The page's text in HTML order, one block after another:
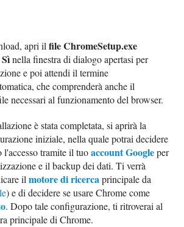
apri ilfile ChromeSetup.exe
Sìnella finestra di dialogo apertasi per
e poi attendi il termine
che comprenderà anche il
necessari al funzionamento del browser.
è stata completata, si aprirà la
iniziale, nella quale potrai decidere
l'accesso tramite il tuoaccount Googleper
e il backup dei dati. Ti verrà
ilmotore di ricercaprincipale da
) e di decidere se usare Chrome come
. Dopo tale configurazione, ti ritroverai al
principale di Chrome.